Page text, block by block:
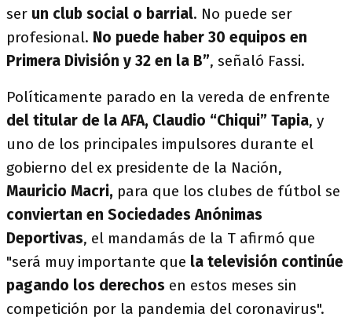
ser un club social o barrial. No puede ser
profesional. No puede haber 30 equipos en
Primera División y 32 en la B”, señaló Fassi.
Políticamente parado en la vereda de enfrente
del titular de la AFA, Claudio “Chiqui” Tapia, y
uno de los principales impulsores durante el
gobierno del ex presidente de la Nación,
Mauricio Macri, para que los clubes de fútbol se
conviertan en Sociedades Anónimas
Deportivas, el mandamás de la T afirmó que
"será muy importante que la televisión continúe
pagando los derechos en estos meses sin
competición por la pandemia del coronavirus".